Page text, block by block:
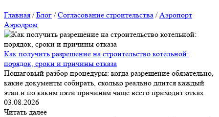
Главная /Блог /Согласование строительства /Аэропорт
Аэродром
Как получить разрешение на строительство котельной:
порядок, сроки и причины отказа
Пошаговый разбор процедуры: когда разрешение обязательно,
какие документы собирать, сколько реально длится каждый
этап и по каким пяти причинам чаще всего приходит отказ.
03.08.2026
Читать далее